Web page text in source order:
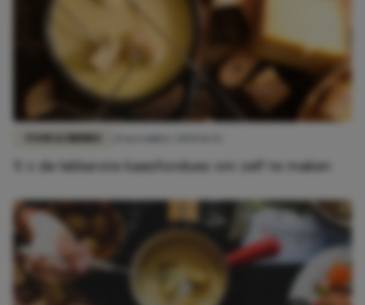
5 x de lekkerste kaasfondues om zelf te maken